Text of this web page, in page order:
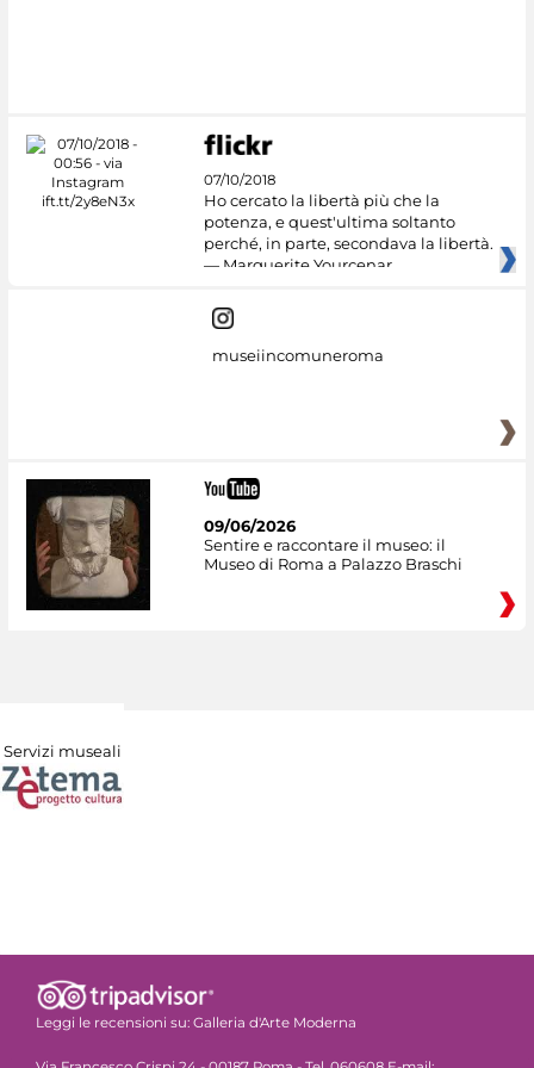
07/10/2018
Ho cercato la libertà più che la
potenza, e quest'ultima soltanto
perché, in parte, secondava la libertà.
— Marguerite Yourcenar
museiincomuneroma
09/06/2026
Sentire e raccontare il museo: il
Museo di Roma a Palazzo Braschi
Servizi museali
Leggi le recensioni su: Galleria d'Arte Moderna